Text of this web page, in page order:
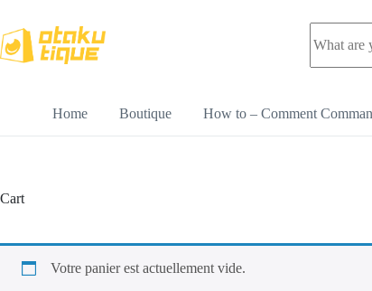
Home Boutique How to – Comment
Cart
Votre panier est actuellement vide.